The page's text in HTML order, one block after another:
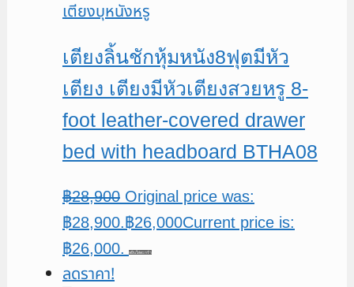
เตียงลิ้นชักหุ้มหนัง8ฟุตมีหัว
เตียง เตียงมีหัวเตียงสวยหรู 8-
foot leather-covered drawer
bed with headboard BTHA08
฿28,900 Original price was:
฿28,900.฿26,000Current price is:
฿26,000.
หยิบใส่ตะกร้า
ลดราคา!